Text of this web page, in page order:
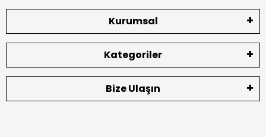
Kurumsal
Kategoriler
Bize Ulaşın